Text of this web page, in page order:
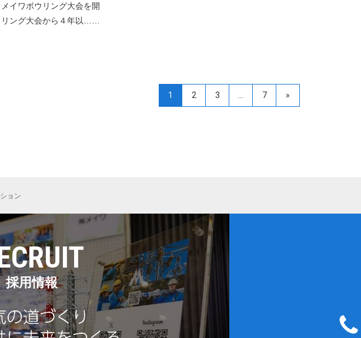
イワボウリング大会を開
リング大会から４年以……
1 2 3 … 7 »
ョン
採用情報